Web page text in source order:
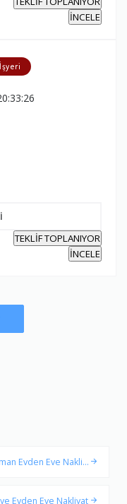
İNCELE
TEKLİF TOPLANIYOR
İNCELE
Evden Eve Nakliy
Evden Eve Nakliyat